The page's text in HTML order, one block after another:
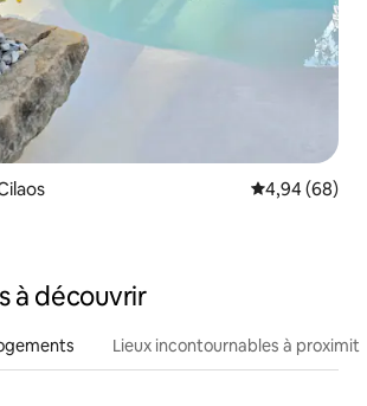
Évaluation
4,94 (68)
à découvrir
Lieux incontournables à